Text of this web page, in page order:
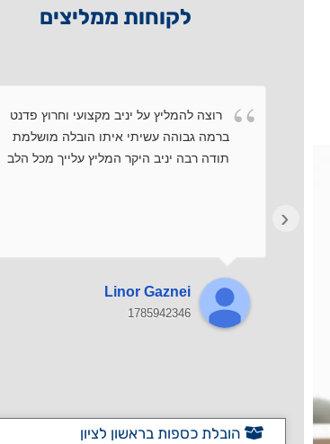
לקוחות ממליצים
רוצה להמליץ על יניב מקצועי וחרוץ פדנט
ברמה גבוהה עשיתי איתו הובלה מושלמת
תודה רבה יניב היקר המליץ עלייך מכל הלב
Linor Gaznei
1785942346
‹
הובלת כספות בראשון לציון